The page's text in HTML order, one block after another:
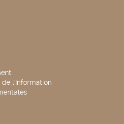
l'Information